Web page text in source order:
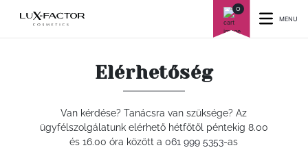
0
MENU
Elérhetőség
Van kérdése? Tanácsra van szüksége? Az
ügyfélszolgálatunk elérhető hétfőtől péntekig 8.00
és 16.00 óra között a061 999 5353-as